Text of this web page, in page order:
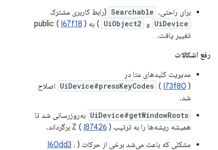
برای راحتی، Searchable (رابط کاربری مشترک
UiDevice و UiObject2 ) به public ( I67f18 )
تغییر یافت.
رفع اشکالات
مدیریت کلیدهای متا در
UiDevice#pressKeyCodes ( I73f80
) اصلاح
شد.
UiDevice#getWindowRoots به‌روزرسانی شد تا
همیشه ریشه‌ها را به ترتیب Z (
I87426 ) برگرداند.
مشکلی که باعث می‌شد برخی از حرکات (
I60dd3 ،